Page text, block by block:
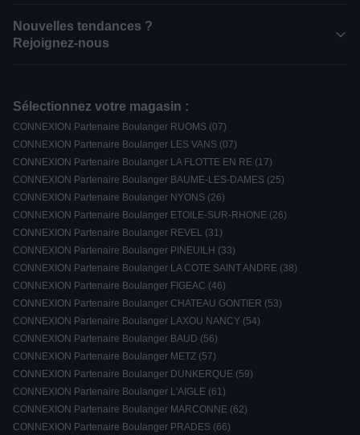
Nouvelles tendances ?
Rejoignez-nous
Sélectionnez votre magasin :
CONNEXION Partenaire Boulanger RUOMS (07)
CONNEXION Partenaire Boulanger LES VANS (07)
CONNEXION Partenaire Boulanger LA FLOTTE EN RE (17)
CONNEXION Partenaire Boulanger BAUME-LES-DAMES (25)
CONNEXION Partenaire Boulanger NYONS (26)
CONNEXION Partenaire Boulanger ETOILE-SUR-RHONE (26)
CONNEXION Partenaire Boulanger REVEL (31)
CONNEXION Partenaire Boulanger PINEUILH (33)
CONNEXION Partenaire Boulanger LA COTE SAINT ANDRE (38)
CONNEXION Partenaire Boulanger FIGEAC (46)
CONNEXION Partenaire Boulanger CHATEAU GONTIER (53)
CONNEXION Partenaire Boulanger LAXOU NANCY (54)
CONNEXION Partenaire Boulanger BAUD (56)
CONNEXION Partenaire Boulanger METZ (57)
CONNEXION Partenaire Boulanger DUNKERQUE (59)
CONNEXION Partenaire Boulanger L'AIGLE (61)
CONNEXION Partenaire Boulanger MARCONNE (62)
CONNEXION Partenaire Boulanger PRADES (66)